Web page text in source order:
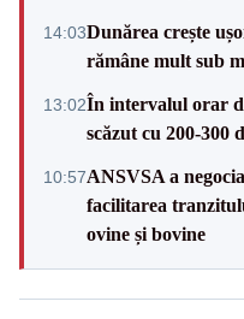
14:03Dunărea crește
rămâne mult sub
13:02În intervalul orar
scăzut cu 200-300
10:57ANSVSA a
facilitarea
ovine și bovine